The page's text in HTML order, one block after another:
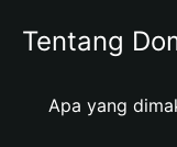
Tentang
Apa yang